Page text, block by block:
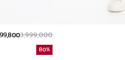
3,999,000
80%